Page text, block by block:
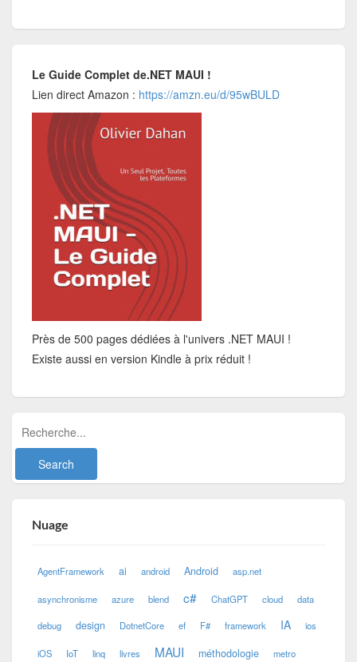
Le Guide Complet de.NET MAUI !
Lien direct Amazon : https://amzn.eu/d/95wBULD
Près de 500 pages dédiées à l'univers .NET MAUI !
Existe aussi en version Kindle à prix réduit !
Nuage
AgentFramework ai android Android asp.net
asynchronisme azure blend c# ChatGPT cloud data
debug design DotnetCore ef F# framework IA ios
iOS IoT linq livres MAUI méthodologie metro